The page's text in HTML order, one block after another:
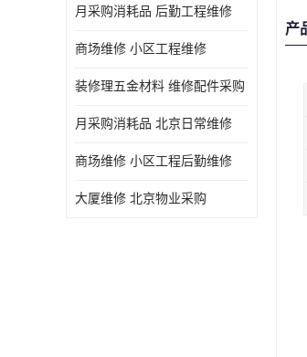
月采购消耗品 后勤工程维修
商场维修 小区工程维修
装修理五金材料 维修配件采购
月采购消耗品 北京日常维修
商场维修 小区工程后勤维修
大厦维修 北京物业采购
产